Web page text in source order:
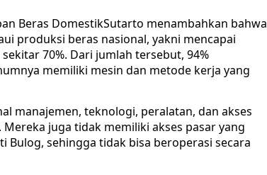
Beras DomestikSutarto menambahkan bahwa
produksi beras nasional, yakni mencapai
70%. Dari jumlah tersebut, 94%
memiliki mesin dan metode kerja yang
manajemen, teknologi, peralatan, dan akses
juga tidak memiliki akses pasar yang
sehingga tidak bisa beroperasi secara